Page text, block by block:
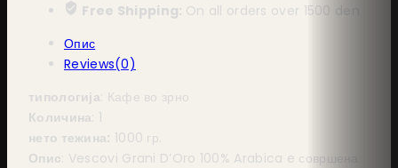
Free Shipping: On all orders over 1500 den
Опис
Reviews(0)
типологија: Кафе во зрно
Количина: 1
нето тежина: 1000 гр.
Опис: Vescovi Grani D’Oro 100% Arabica e совршена